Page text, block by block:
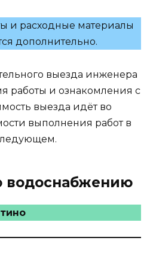
и расходные материалы
дополнительно.
выезда инженера
работы и ознакомления с
выезда идёт во
выполнения работ в
водоснабжению